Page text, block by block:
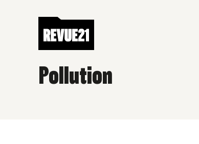
Pollution